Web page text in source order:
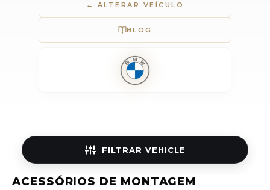
← ALTERAR VEÍCULO
BLOG
FILTRAR VEHICLE
ACESSÓRIOS DE MONTAGEM